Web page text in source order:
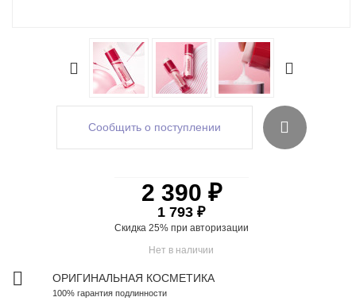
Сообщить о поступлении
Нет в наличии
2 390 ₽
1 793 ₽
Скидка 25% при авторизации
ОРИГИНАЛЬНАЯ КОСМЕТИКА
100% гарантия подлинности